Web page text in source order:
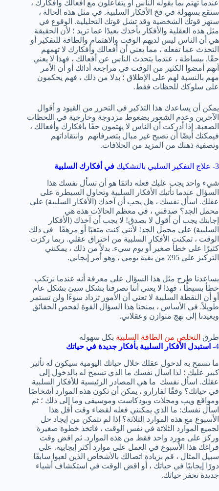
عندما تهتم بما يقوله الناس أو يتفاعلون مع أفعالك وأفكارك ،
ستقع بسهولة في فخ الأفكار السلبية. في مثل هذه الحالة ،
ستهز قوتك الشخصية وقد تشل قوتك التحليلية. الوقوع في
مثل هذه العقلية والأفكار يأخذك بعيدًا عما تريد ؛ لأن الحقيقة
هي أن الناس ليس لديهم الوقت والاهتمام والطاقة للتفكير أو
التحدث عما تفعله ، مما يعني أن أفعالك وأفكارك لا تهمهم
حقًا. ببساطة ، عندما يتحدث الناس عن أفعالك ، فهذا لا يعني
أنهم أمضوا الكثير من الوقت في مراجعة أدائك أو أن الأمر
مهم بالنسبة لهم على الإطلاق ؛ بدلا من ذلك ، فهم يحكمون
على سلوكك للحظات فقط.
يمكن أن يساعدك هذا التذكير في التحرر من القيود و أقوال
الآخرين وعدم الشعور بضغوط مزدوجة وخارجية في اللحظات
الصعبة. إذا أدركت أن الناس لا يهتمون حقًا بأفكارك وأفعالك ،
فيمكنك أيضًا أن تصبح غير مبال بتصرفاتهم وانتقاداتهم
وتصفية ذهنك من المزيد من الخلافات.
3- علاج التفكير السلبي بالتشكيك
في أفكارك السلبية
شيء واحد يجب عليك فعله دائمًا هو أن تسأل نفسك هذا
السؤال عندما تأتيك الأفكار السلبية وتحاول السيطرة على
عقلك. اسأل نفسك ، هل يجب أن آخذك (الأفكار السلبية) على
محمل الجد؟ صدقني ، في معظم الحالات هذه هي
إجابتك يجب أن أقول لا بصدق! لا يجب أن آخذك (الأفكار
السلبية) على محمل الجد! لأنني كنت متعبًا أو مرهقًا في ذلك
الوقت ، تمكنت الأفكار السلبية من اختراق عقلي. ربما ركزت
كثيرًا على خطأ صغير أو يوم سيء. بدلاً من ذلك ، يمكنني
التركيز على 95٪ من بقية يومي ، وهو أمر إيجابي.
يساعدنا طرح مثل هذا السؤال على معرفة أنه عندما نرتكب
خطأ بسيطًا ، فهذا لا يعني أننا تصرفنا بشكل سيئ بشكل عام
أو أن النقطة السلبية لا تعني أن الأمور تزداد سوءًا ولن تستمر
طويلاً. في الأساس ، يمنحنا هذا السؤال القوة لفحص الحقائق
ويعيدنا إلى نهج متوازن وعقلاني.
طرق التخلص من الطاقة السلبية بكل سهوله
4-
استبدل الأفكار السلبية بأفكار جديدة في حياتك
ما تسمح به لدخول عقلك خلال حياتك اليومية سيكون له تأثير
كبير عليك ؛ لذا اسأل نفسك ما الذي تسمح له بالدخول إلى
عقلك. اسأل نفسك ما هي المصادر الرئيسية للأفكار السلبية
في حياتك؟ وفقًا لفارارو ، يمكن أن تكون هذه الموارد أشخاصًا
ومواقع ويب ومجلات وبودكاست وموسيقى وما إلى ذلك ؛ ثم
اسأل نفسك: ما الذي يمكنني فعله لقضاء وقت أقل هذا
الأسبوع مع هذه الموارد الثلاثة؟ إذا لم تتمكن من إيجاد حل
لجميع الموارد الثلاثة في نفس الوقت ، فاتخذ خطوة صغيرة
وركز على مورد واحد فقط من هذه الموارد. ثم اقض وقت
فراغك هذا الأسبوع في العمل على موارد أكثر إيجابية. على
سبيل المثال ، قم بزيادة اتصالك بالأشخاص الذين لعبوا سابقًا
دورًا إيجابيًا في حياتك ، أو اقض الوقت في استكشاف أشياء
جديدة تحفز حياتك.